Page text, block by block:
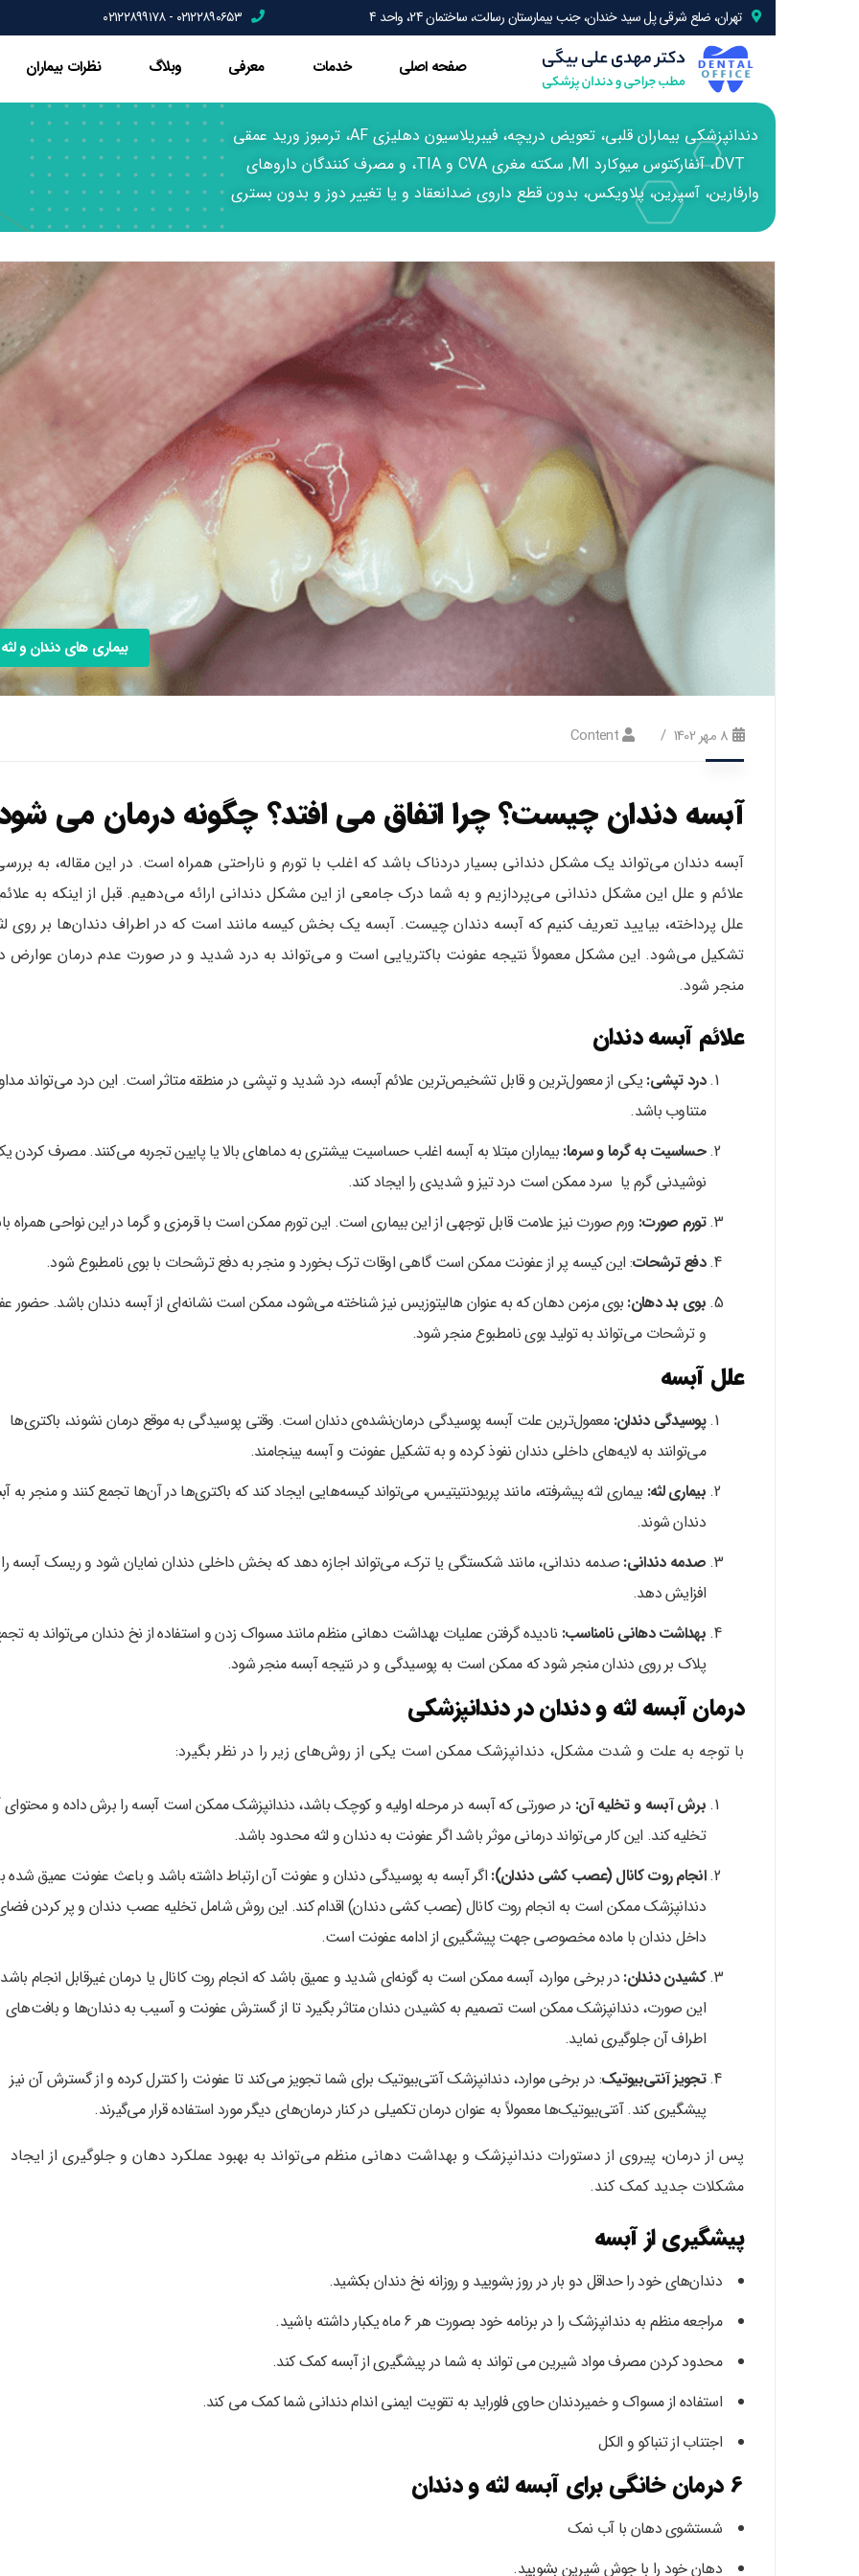
تهران، ضلع شرقی پل سید خندان، جنب بیمارستان رسالت، ساختمان 24، واحد 4 ۰۲۱۲۲۸۹۰۶۵۳ - ۰۲۱۲۲۸۹۹۱۷۸
صفحه اصلی خدمات معرفی وبلاگ نظرات بیماران
دندانپزشکی بیماران قلبی، تعویض دریچه، فیبریلاسیون دهلیزی AF، ترمبوز ورید عمقی
DVT، آنفارکتوس میوکارد MI, سکته مغری CVA و TIA، و مصرف کنندگان داروهای
وارفارین، آسپرین، پلاویکس، بدون قطع داروی ضدانعقاد و یا تغییر دوز و بدون بستری
بیماری های دندان و لثه
8 مهر 1402 Content
آبسه دندان چیست؟ چرا اتفاق می افتد؟ چگونه درمان می
آبسه دندان می‌تواند یک مشکل دندانی بسیار دردناک باشد که اغلب با تورم و ناراحتی همراه است. در این مقاله، به
علائم و علل این مشکل دندانی می‌پردازیم و به شما درک جامعی از این مشکل دندانی ارائه می‌دهیم. قبل از اینکه به
علل پرداخته، بیایید تعریف کنیم که آبسه دندان چیست. آبسه یک بخش کیسه مانند است که در اطراف دندان‌ها بر روی
تشکیل می‌شود. این مشکل معمولاً نتیجه عفونت باکتریایی است و می‌تواند به درد شدید و در صورت عدم درمان عوارض
منجر شود.
علائم آبسه دندان
درد تپشی: یکی از معمول‌ترین و قابل تشخیص‌ترین علائم آبسه، درد شدید و تپشی در منطقه متاثر است. این درد می‌تواند
متناوب باشد.
حساسیت به گرما و سرما: بیماران مبتلا به آبسه اغلب حساسیت بیشتری به دماهای بالا یا پایین تجربه می‌کنند. مصرف کردن
نوشیدنی گرم یا سرد ممکن است درد تیز و شدیدی را ایجاد کند.
تورم صورت: ورم صورت نیز علامت قابل توجهی از این بیماری است. این تورم ممکن است با قرمزی و گرما در این نواحی همراه
دفع ترشحات: این کیسه پر از عفونت ممکن است گاهی اوقات ترک بخورد و منجر به دفع ترشحات با بوی نامطبوع شود.
بوی بد دهان: بوی مزمن دهان که به عنوان هالیتوزیس نیز شناخته می‌شود، ممکن است نشانه‌ای از آبسه دندان باشد. حضور
و ترشحات می‌تواند به تولید بوی نامطبوع منجر شود.
علل آبسه
پوسیدگی دندان: معمول‌ترین علت آبسه پوسیدگی درمان‌نشده‌ی دندان است. وقتی پوسیدگی به موقع درمان نشوند، باکتری‌ها
می‌توانند به لایه‌های داخلی دندان نفوذ کرده و به تشکیل عفونت و آبسه بینجامند.
بیماری لثه: بیماری لثه پیشرفته، مانند پریودنتیتیس، می‌تواند کیسه‌هایی ایجاد کند که باکتری‌ها در آن‌ها تجمع کنند و منجر به
دندان شوند.
صدمه دندانی: صدمه دندانی، مانند شکستگی یا ترک، می‌تواند اجازه دهد که بخش داخلی دندان نمایان شود و ریسک آبسه را
افزایش دهد.
بهداشت دهانی نامناسب: نادیده گرفتن عملیات بهداشت دهانی منظم مانند مسواک زدن و استفاده از نخ دندان می‌تواند به
پلاک بر روی دندان منجر شود که ممکن است به پوسیدگی و در نتیجه آبسه منجر شود.
درمان آبسه لثه و دندان در دندانپزشکی
با توجه به علت و شدت مشکل، دندانپزشک ممکن است یکی از روش‌های زیر را در نظر بگیرد:
برش آبسه و تخلیه آن: در صورتی که آبسه در مرحله اولیه و کوچک باشد، دندانپزشک ممکن است آبسه را برش داده و محتوای
تخلیه کند. این کار می‌تواند درمانی موثر باشد اگر عفونت به دندان و لثه محدود باشد.
انجام روت کانال (عصب کشی دندان): اگر آبسه به پوسیدگی دندان و عفونت آن ارتباط داشته باشد و باعث عفونت عمیق شده
دندانپزشک ممکن است به انجام روت کانال (عصب کشی دندان) اقدام کند. این روش شامل تخلیه عصب دندان و پر کردن
داخل دندان با ماده مخصوصی جهت پیشگیری از ادامه عفونت است.
کشیدن دندان: در برخی موارد، آبسه ممکن است به گونه‌ای شدید و عمیق باشد که انجام روت کانال یا درمان غیرقابل انجام
این صورت، دندانپزشک ممکن است تصمیم به کشیدن دندان متاثر بگیرد تا از گسترش عفونت و آسیب به دندان‌ها و بافت‌های
اطراف آن جلوگیری نماید.
تجویز آنتی‌بیوتیک: در برخی موارد، دندانپزشک آنتی‌بیوتیک‌ برای شما تجویز می‌کند تا عفونت را کنترل کرده و از گسترش آن نیز
پیشگیری کند. آنتی‌بیوتیک‌ها معمولاً به عنوان درمان تکمیلی در کنار درمان‌های دیگر مورد استفاده قرار می‌گیرند.
پس از درمان، پیروی از دستورات دندانپزشک و بهداشت دهانی منظم می‌تواند به بهبود عملکرد دهان و جلوگیری از ایجاد
مشکلات جدید کمک کند.
پیشگیری از آبسه‌
دندان‌های خود را حداقل دو بار در روز بشویید و روزانه نخ دندان بکشید.
مراجعه منظم به دندانپزشک را در برنامه خود بصورت هر 6 ماه یکبار داشته باشید.
محدود کردن مصرف مواد شیرین می تواند به شما در پیشگیری از آبسه کمک کند.
استفاده از مسواک و خمیردندان حاوی فلوراید به تقویت ایمنی اندام دندانی شما کمک می کند.
اجتناب از تنباکو و الکل
6 درمان خانگی برای آبسه لثه و دندان
شستشوی دهان با آب نمک
دهان خود را با جوش شیرین بشویید.